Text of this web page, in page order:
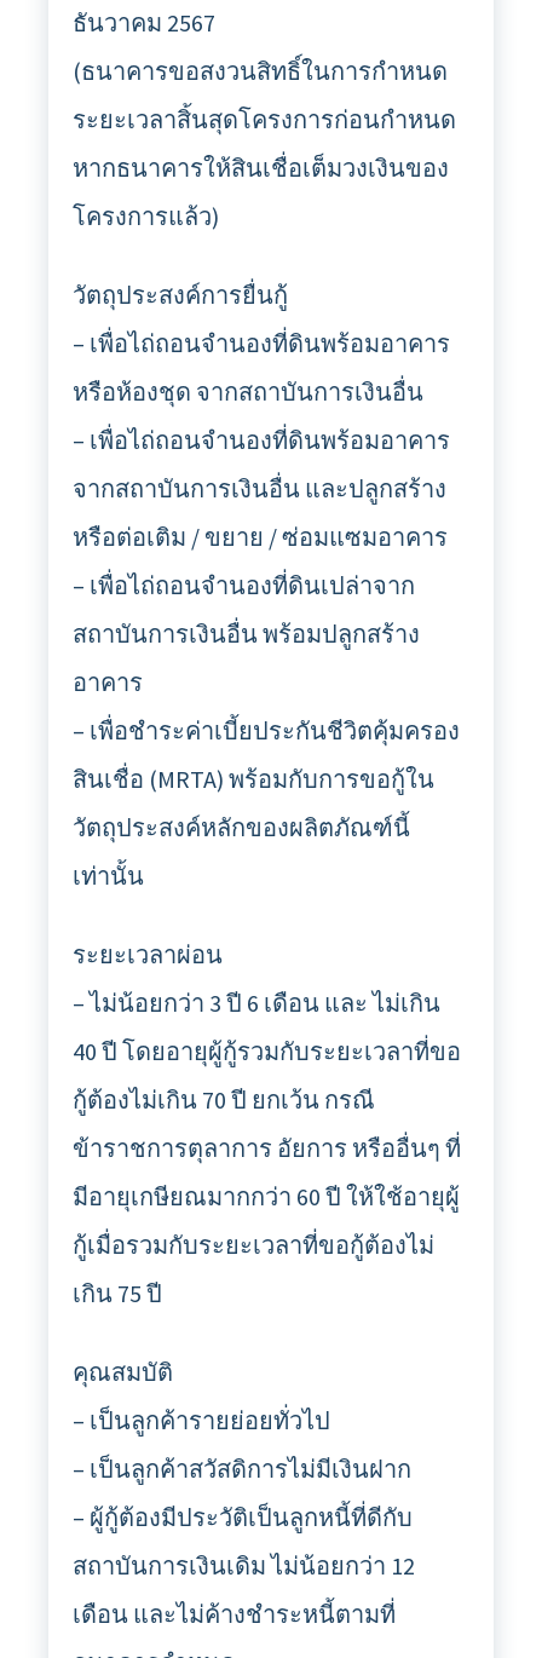
ธันวาคม 2567
(ธนาคารขอสงวนสิทธิ์ในการกำหนด
ระยะเวลาสิ้นสุดโครงการก่อนกำหนด
หากธนาคารให้สินเชื่อเต็มวงเงินของ
โครงการแล้ว)
วัตถุประสงค์การยื่นกู้
– เพื่อไถ่ถอนจำนองที่ดินพร้อมอาคาร
หรือห้องชุด จากสถาบันการเงินอื่น
– เพื่อไถ่ถอนจำนองที่ดินพร้อมอาคาร
จากสถาบันการเงินอื่น และปลูกสร้าง
หรือต่อเติม / ขยาย / ซ่อมแซมอาคาร
– เพื่อไถ่ถอนจำนองที่ดินเปล่าจาก
สถาบันการเงินอื่น พร้อมปลูกสร้าง
อาคาร
– เพื่อชำระค่าเบี้ยประกันชีวิตคุ้มครอง
สินเชื่อ (MRTA) พร้อมกับการขอกู้ใน
วัตถุประสงค์หลักของผลิตภัณฑ์นี้
เท่านั้น
ระยะเวลาผ่อน
– ไม่น้อยกว่า 3 ปี 6 เดือน และ ไม่เกิน
40 ปี โดยอายุผู้กู้รวมกับระยะเวลาที่ขอ
กู้ต้องไม่เกิน 70 ปี ยกเว้น กรณี
ข้าราชการตุลาการ อัยการ หรืออื่นๆ ที่
มีอายุเกษียณมากกว่า 60 ปี ให้ใช้อายุผู้
กู้เมื่อรวมกับระยะเวลาที่ขอกู้ต้องไม่
เกิน 75 ปี
คุณสมบัติ
– เป็นลูกค้ารายย่อยทั่วไป
– เป็นลูกค้าสวัสดิการไม่มีเงินฝาก
– ผู้กู้ต้องมีประวัติเป็นลูกหนี้ที่ดีกับ
สถาบันการเงินเดิม ไม่น้อยกว่า 12
เดือน และไม่ค้างชำระหนี้ตามที่